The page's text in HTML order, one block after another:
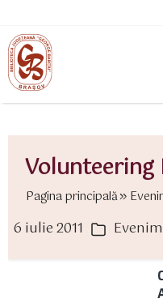
Volunteering
Pagina principală
6 iulie 2011 Categorii